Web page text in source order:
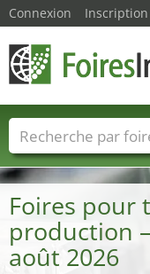
Foires pour
production
août 2026
Connexion Inscription
Foire noms
Secteurs du